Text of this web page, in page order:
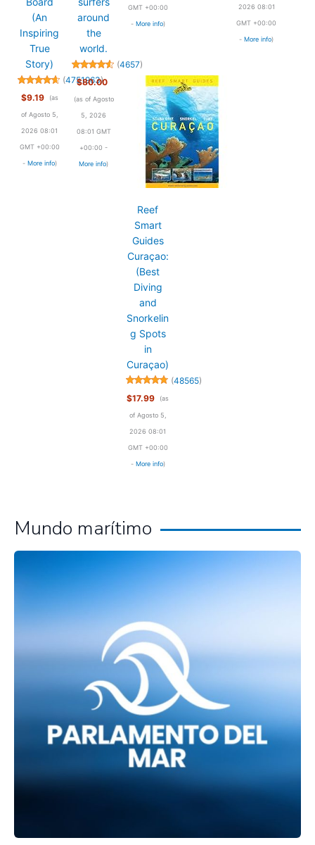
(An
Inspiring
True
Story)
(4751963)
$9.19
(as
of Agosto 5,
2026 08:01
GMT +00:00
- More info)
around
the
world.
(4657)
$80.00
(as of Agosto
5, 2026
08:01 GMT
+00:00 -
More info)
GMT +00:00
- More info)
2026 08:01
GMT +00:00
-More info)
Reef
Smart
Guides
Curaçao:
(Best
Diving
and
Snorkelin
g Spots
in
Curaçao)
(48565)
$17.99
(as
of Agosto 5,
2026 08:01
GMT +00:00
- More info)
Mundo marítimo